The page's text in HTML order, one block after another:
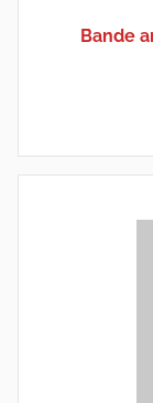
Bande